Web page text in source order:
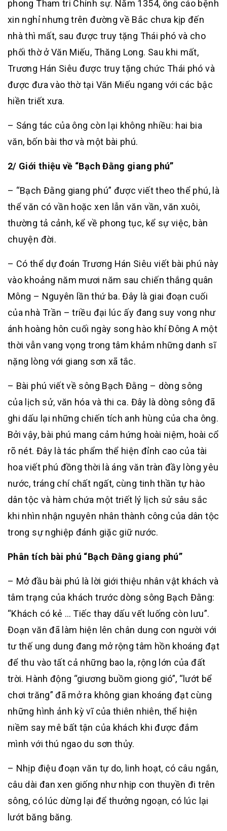
phong Tham tri Chính sự. Năm 1354, ông cáo bệnh
xin nghỉ nhưng trên đường về Bắc chưa kịp đến
nhà thì mất, sau được truy tặng Thái phó và cho
phối thờ ở Văn Miếu, Thăng Long. Sau khi mất,
Trương Hán Siêu được truy tặng chức Thái phó và
được đưa vào thờ tại Văn Miếu ngang với các bậc
hiền triết xưa.
– Sáng tác của ông còn lại không nhiều: hai bia
văn, bốn bài thơ và một bài phú.
2/ Giới thiệu về “Bạch Đằng giang phú”
– “Bạch Đằng giang phú” được viết theo thể phú, là
thể văn có vần hoặc xen lẫn văn vần, văn xuôi,
thường tả cảnh, kể về phong tục, kể sự việc, bàn
chuyện đời.
– Có thể dự đoán Trương Hán Siêu viết bài phú này
vào khoảng năm mươi năm sau chiến thắng quân
Mông – Nguyên lần thứ ba. Đây là giai đoạn cuối
của nhà Trần – triều đại lúc ấy đang suy vong như
ánh hoàng hôn cuối ngày song hào khí Đông A một
thời vẫn vang vọng trong tâm khảm những danh sĩ
nặng lòng với giang sơn xã tắc.
– Bài phú viết về sông Bạch Đằng – dòng sông
của lịch sử, văn hóa và thi ca. Đây là dòng sông đã
ghi dấu lại những chiến tích anh hùng của cha ông.
Bởi vậy, bài phú mang cảm hứng hoài niệm, hoài cổ
rõ nét. Đây là tác phẩm thể hiện đỉnh cao của tài
hoa viết phú đồng thời là áng văn tràn đầy lòng yêu
nước, tráng chí chất ngất, cùng tinh thần tự hào
dân tộc và hàm chứa một triết lý lịch sử sâu sắc
khi nhìn nhận nguyên nhân thành công của dân tộc
trong sự nghiệp đánh giặc giữ nước.
Phân tích bài phú “Bạch Đằng giang phú”
– Mở đầu bài phú là lời giới thiệu nhân vật khách và
tâm trạng của khách trước dòng sông Bạch Đằng:
“Khách có kẻ … Tiếc thay dấu vết luống còn lưu”.
Đoạn văn đã làm hiện lên chân dung con người với
tư thế ung dung đang mở rộng tâm hồn khoáng đạt
để thu vào tất cả những bao la, rộng lớn của đất
trời. Hành động “giương buồm giong gió”, “lướt bể
chơi trăng” đã mở ra không gian khoáng đạt cùng
những hình ảnh kỳ vĩ của thiên nhiên, thể hiện
niềm say mê bất tận của khách khi được đắm
mình với thú ngao du sơn thủy.
– Nhịp điệu đoạn văn tự do, linh hoạt, có câu ngắn,
câu dài đan xen giống như nhịp con thuyền đi trên
sông, có lúc dừng lại để thưởng ngoạn, có lúc lại
lướt băng băng.